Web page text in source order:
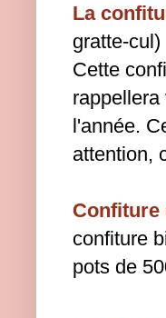
La
gratte-cul)
Cette
l'année.
attention,
Confiture
confiture
pots de